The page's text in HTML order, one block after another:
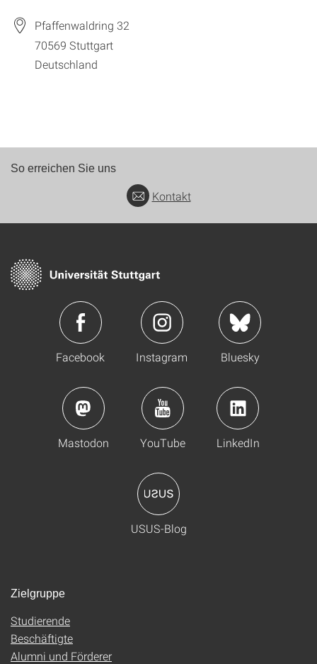
Pfaffenwaldring 32
70569 Stuttgart
Deutschland
So erreichen Sie uns
Kontakt
Facebook Instagram Bluesky
Mastodon YouTube LinkedIn
USUS-Blog
Zielgruppe
Studierende
Beschäftigte
Alumni und Förderer